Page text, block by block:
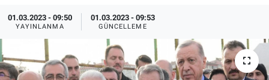
01.03.2023 - 09:50
YAYINLANMA
01.03.2023 - 09:53
GÜNCELLEME
MAGAZİN
Bilim, Teknoloji
ASAYİŞ